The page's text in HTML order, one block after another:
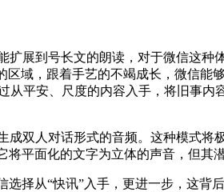
展到号长文的朗读，对于微信这种
域，跟着手艺的不竭成长，微信能
平安、尺度的内容入手，将旧事内
双人对话形式的音频。这种模式将
平面化的文字为立体的声音，但其
从“快讯”入手，更进一步，这背后